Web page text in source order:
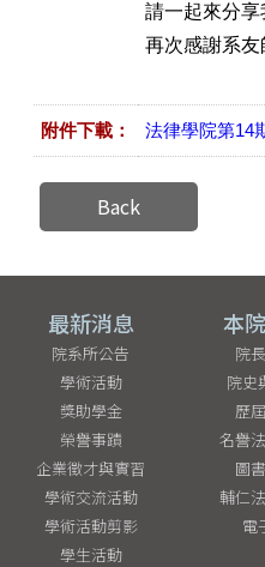
請一起來分享
再次感謝系
附件下載： 法律學院第14
Back
最新消息
院系所公告
學術活動
獎助學金
榮譽事蹟
企業徵才與實習
學術交流活動
學術活動剪影
學生活動
本
院
院史
歷
名譽
圖
輔仁
電